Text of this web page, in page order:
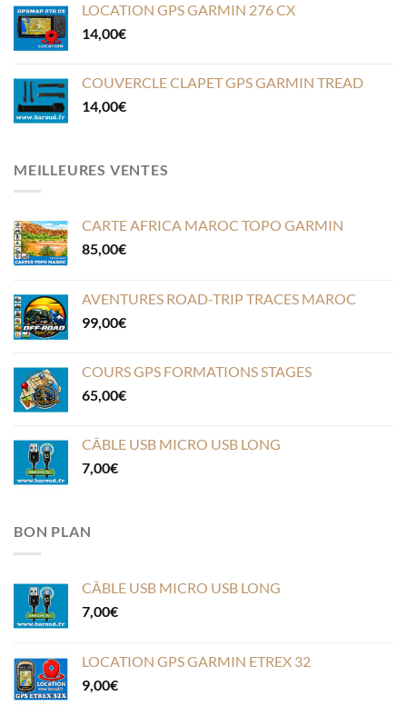
LOCATION GPS GARMIN 276 CX
14,00€
COUVERCLE CLAPET GPS GARMIN TREAD
14,00€
MEILLEURES VENTES
CARTE AFRICA MAROC TOPO GARMIN
85,00€
AVENTURES ROAD-TRIP TRACES MAROC
99,00€
COURS GPS FORMATIONS STAGES
65,00€
CÂBLE USB MICRO USB LONG
7,00€
BON PLAN
CÂBLE USB MICRO USB LONG
7,00€
LOCATION GPS GARMIN ETREX 32
9,00€